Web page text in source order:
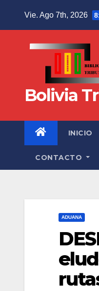
Vie. Ago 7th, 2026
Bolivia
INICIO
CONTACTO
ADUANA